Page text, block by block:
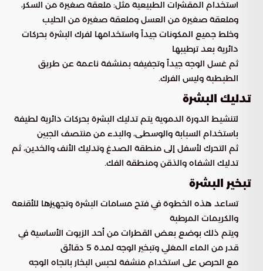
استخدام المقشرات الطبيعية مثل: ملعقة صغيرة من السكر،
وملعقة صغيرة من العسل وملعقة صغيرة من الحليب
وخلط جميع المكونات جيداً واستخدامها لفرك البشرة بحركات
دائرية بعد ترطيبها
ثم غسل الوجه جيداً وتجفيفه بمنشفة ناعمة عن طريق
الطبطبة وليس الفرك.
تدليك البشرة
لتنشيط الدورة الدموية يتم تدليك البشرة بحركات دائرية لطيفة
باستخدام السبابة والوسطى، والبدء من منتصف الجبين
ثم التحرك لأسفل إلى منطقة الصدغ وتدليك الأنف والخدين، ثم
تدليك الشفاه والذقن ومنطقة الفك.
تبخير البشرة
تساعد هذه الخطوة في فتح مسامات البشرة وتجهيزها للأقنعة
والكريمات المرطبة
ويتم ذلك بوضع بعض القطرات من أحد الزيوت الأساسية في
قدر من الماء المغلي وتبخير الوجه لمدة 5 دقائق
مع الحرص على استخدام منشفة لحبس البخار باتجاه الوجه